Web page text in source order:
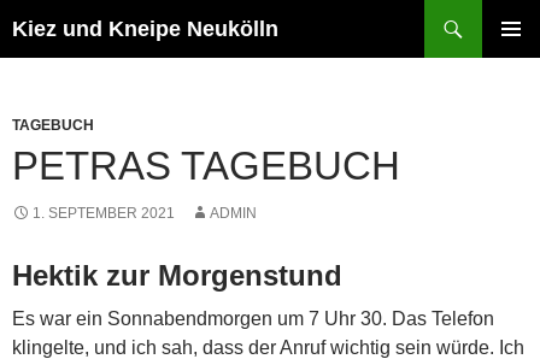
Inhalt
Kiez und Kneipe Neukölln
TAGEBUCH
PETRAS TAGEBUCH
1. SEPTEMBER 2021 ADMIN
Hektik zur Morgenstund
Es war ein Sonnabendmorgen um 7 Uhr 30. Das Telefon
klingelte, und ich sah, dass der Anruf wichtig sein würde. Ich